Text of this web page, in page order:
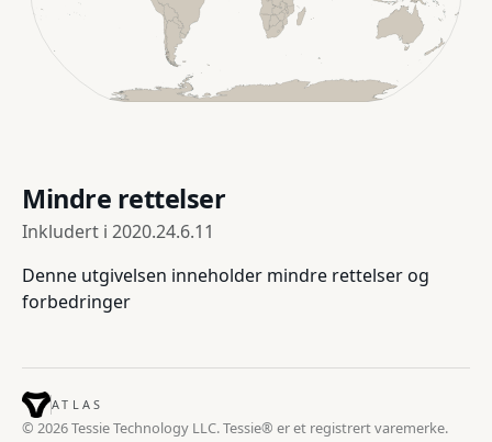
Mindre rettelser
Inkludert i 2020.24.6.11
Denne utgivelsen inneholder mindre rettelser og
forbedringer
ATLAS
© 2026 Tessie Technology LLC. Tessie® er et registrert varemerke.